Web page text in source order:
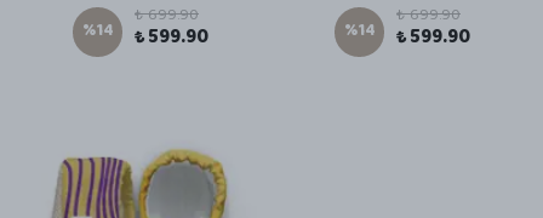
%14
₺ 699.90
₺ 599.90 %14
₺ 699.90
₺ 599.90